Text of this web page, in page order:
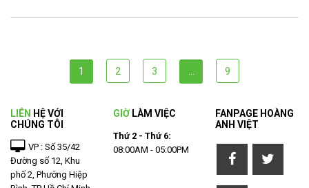
1 2 3 9
LIÊN HỆ VỚI
CHÚNG TÔI
VP : Số 35/42
Đường số 12, Khu
phố 2, Phường Hiệp
GIỜ LÀM VIỆC
Thứ 2 - Thứ 6:
08:00AM - 05:00PM
FANPAGE HOÀNG
ANH VIỆT